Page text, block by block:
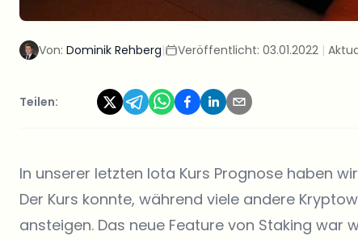
Von: Dominik Rehberg| Veröffentlicht: 03.01.2022 |
Teilen:
In unserer letzten Iota Kurs Prognose haben
Der Kurs konnte, während viele andere
ansteigen. Das neue Feature von Staking war